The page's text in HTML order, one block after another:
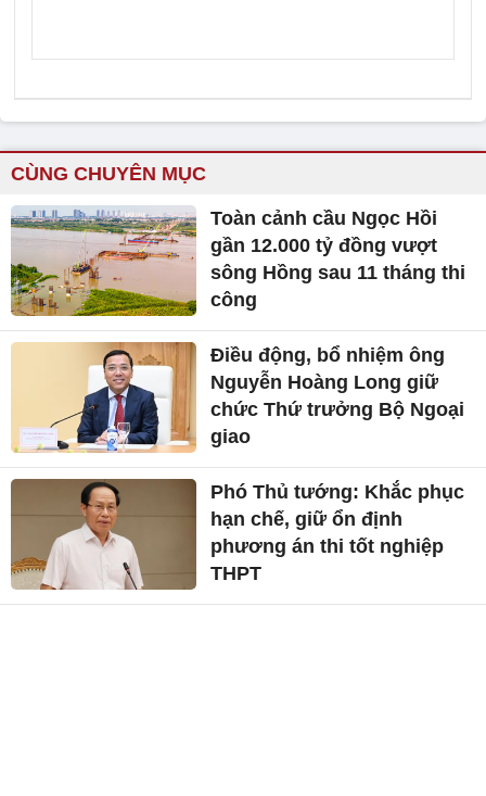
CÙNG CHUYÊN MỤC
Toàn cảnh cầu Ngọc Hồi
gần 12.000 tỷ đồng vượt
sông Hồng sau 11 tháng thi
công
Điều động, bổ nhiệm ông
Nguyễn Hoàng Long giữ
chức Thứ trưởng Bộ Ngoại
giao
Phó Thủ tướng: Khắc phục
hạn chế, giữ ổn định
phương án thi tốt nghiệp
THPT